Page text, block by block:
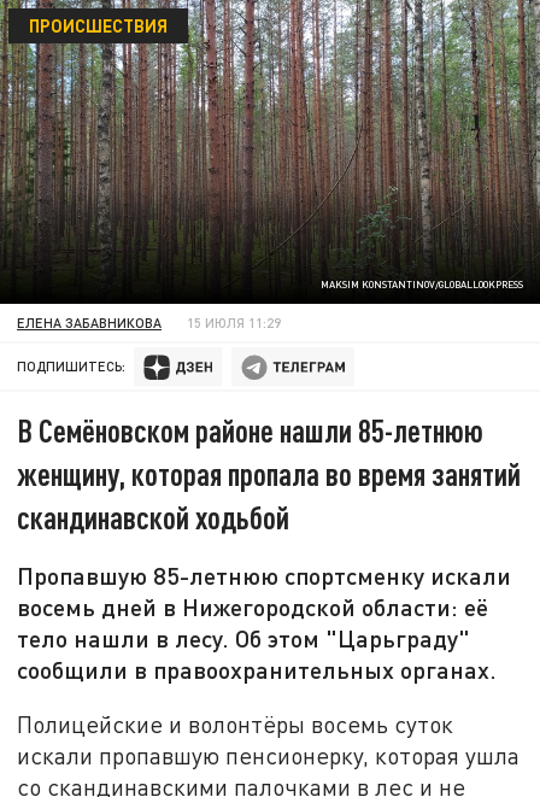
MAKSIM KONSTANTINOV/GLOBALLOOKPRESS
ПРОИСШЕСТВИЯ
ЕЛЕНА ЗАБАВНИКОВА 15 ИЮЛЯ 11:29
ПОДПИШИТЕСЬ:
В Семёновском районе нашли 85-летнюю
женщину, которая пропала во время занятий
скандинавской ходьбой
Пропавшую 85-летнюю спортсменку искали
восемь дней в Нижегородской области: её
тело нашли в лесу. Об этом "Царьграду"
сообщили в правоохранительных органах.
Полицейские и волонтёры восемь суток
искали пропавшую пенсионерку, которая ушла
со скандинавскими палочками в лес и не